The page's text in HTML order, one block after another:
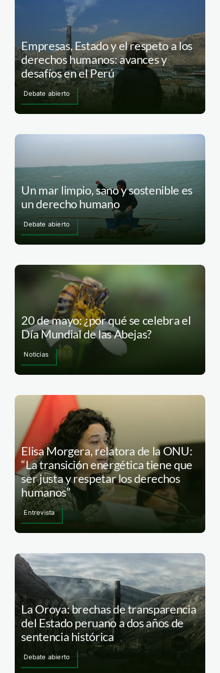
Empresas, Estado y el respeto a los
derechos humanos: avances y
desafíos en el Perú
Debate abierto
Un mar limpio, sano y sostenible es
un derecho humano
Debate abierto
20 de mayo: ¿por qué se celebra el
Día Mundial de las Abejas?
Noticias
Elisa Morgera, relatora de la ONU:
“La transición energética tiene que
ser justa y respetar los derechos
humanos”
Entrevista
La Oroya: brechas de transparencia
del Estado peruano a dos años de
sentencia histórica
Debate abierto